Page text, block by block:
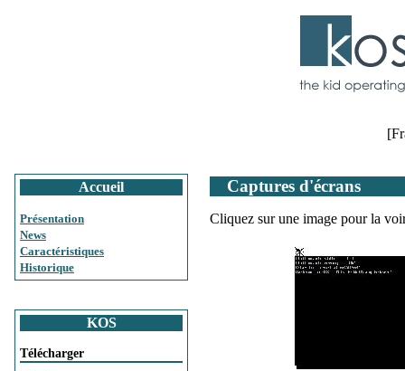
Accueil
Présentation
News
Caractéristiques
Historique
KOS
Télécharger
Captures d'écrans
Cliquez sur une image pour la